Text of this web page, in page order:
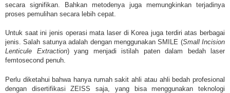
secara signifikan. Bahkan metodenya juga memungkinkan terjadinya
proses pemulihan secara lebih cepat.
Untuk saat ini jenis operasi mata laser di Korea juga terdiri atas berbagai
jenis. Salah satunya adalah dengan menggunakan SMILE (Small Incision
Lenticule Extraction) yang menjadi istilah paten dalam bedah laser
femtosecond penuh.
Perlu diketahui bahwa hanya rumah sakit ahli atau ahli bedah profesional
dengan disertifikasi ZEISS saja, yang bisa menggunakan teknologi